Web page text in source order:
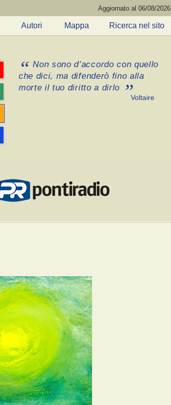
Aggiornato al 06/08/2026
Autori Mappa Ricerca nel sito
Non sono d’accordo con quello
che dici, ma difenderò fino alla
morte il tuo diritto a dirlo
Voltaire